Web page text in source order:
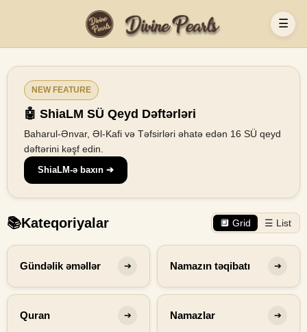
☰
NEW FEATURE
🤖 ShiaLM SÜ Qeyd Dəftərləri
Baharul-Ənvar, Əl-Kafi və Təfsirləri əhatə edən 16 SÜ qeyd
dəftərini kəşf edin.
ShiaLM-ə baxın ➔
📚Kateqoriyalar 🔲 Grid ☰ List
Gündəlik əməllər ➔ Namazın təqibatı ➔
Quran ➔ Namazlar ➔